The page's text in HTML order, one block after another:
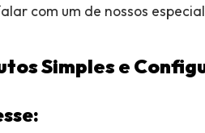
com um de nossos
Simples e